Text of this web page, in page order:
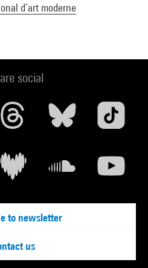
d’art moderne
social
to newsletter
us